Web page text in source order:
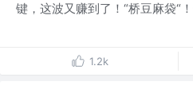
键，这波又赚到了！“桥豆麻袋“
1.2k